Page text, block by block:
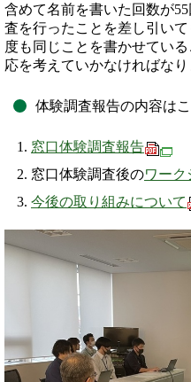
含めて名前を書いた回数が
査を行ったことを差し引い
度も同じことを書かせてい
応を考えていかなければなり
体験調査報告の内容は
窓口体験調査報告
窓口体験調査後のワーク
今後の取り組みについて